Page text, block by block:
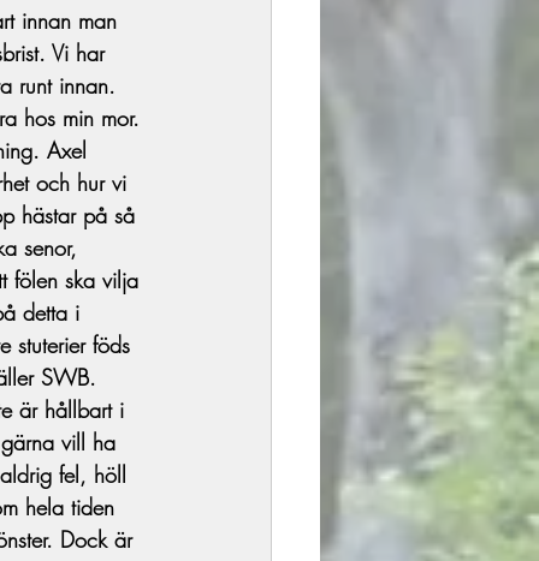
innan man
Vi har
runt innan.
hos min mor.
Axel
och hur vi
hästar på så
senor,
fölen ska vilja
detta i
stuterier föds
SWB.
är hållbart i
vill ha
fel, höll
hela tiden
Dock är